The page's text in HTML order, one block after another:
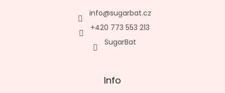
info@sugarbat.cz
+420 773 553 213
SugarBat
Info